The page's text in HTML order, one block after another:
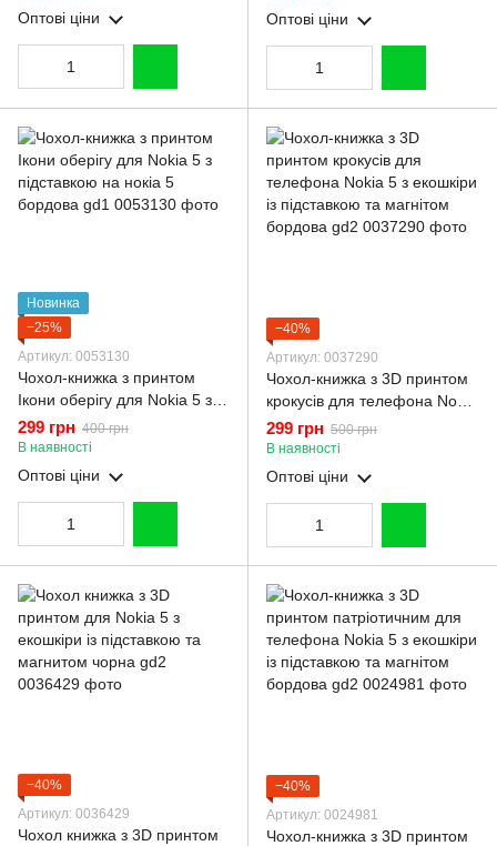
Оптові ціни Оптові ціни
Новинка
−25%
Артикул: 0053130
Чохол-книжка з принтом
Ікони оберігу для Nokia 5 з
підставкою на нокіа 5
бордова gd1
299 грн 400 грн
В наявності
Оптові ціни
−40%
Артикул: 0037290
Чохол-книжка з 3D принтом
крокусів для телефона Nokia
5 з екошкіри із підставкою та
магнітом бордова gd2
299 грн 500 грн
В наявності
Оптові ціни
−40%
Артикул: 0036429
Чохол книжка з 3D принтом
−40%
Артикул: 0024981
Чохол-книжка з 3D принтом